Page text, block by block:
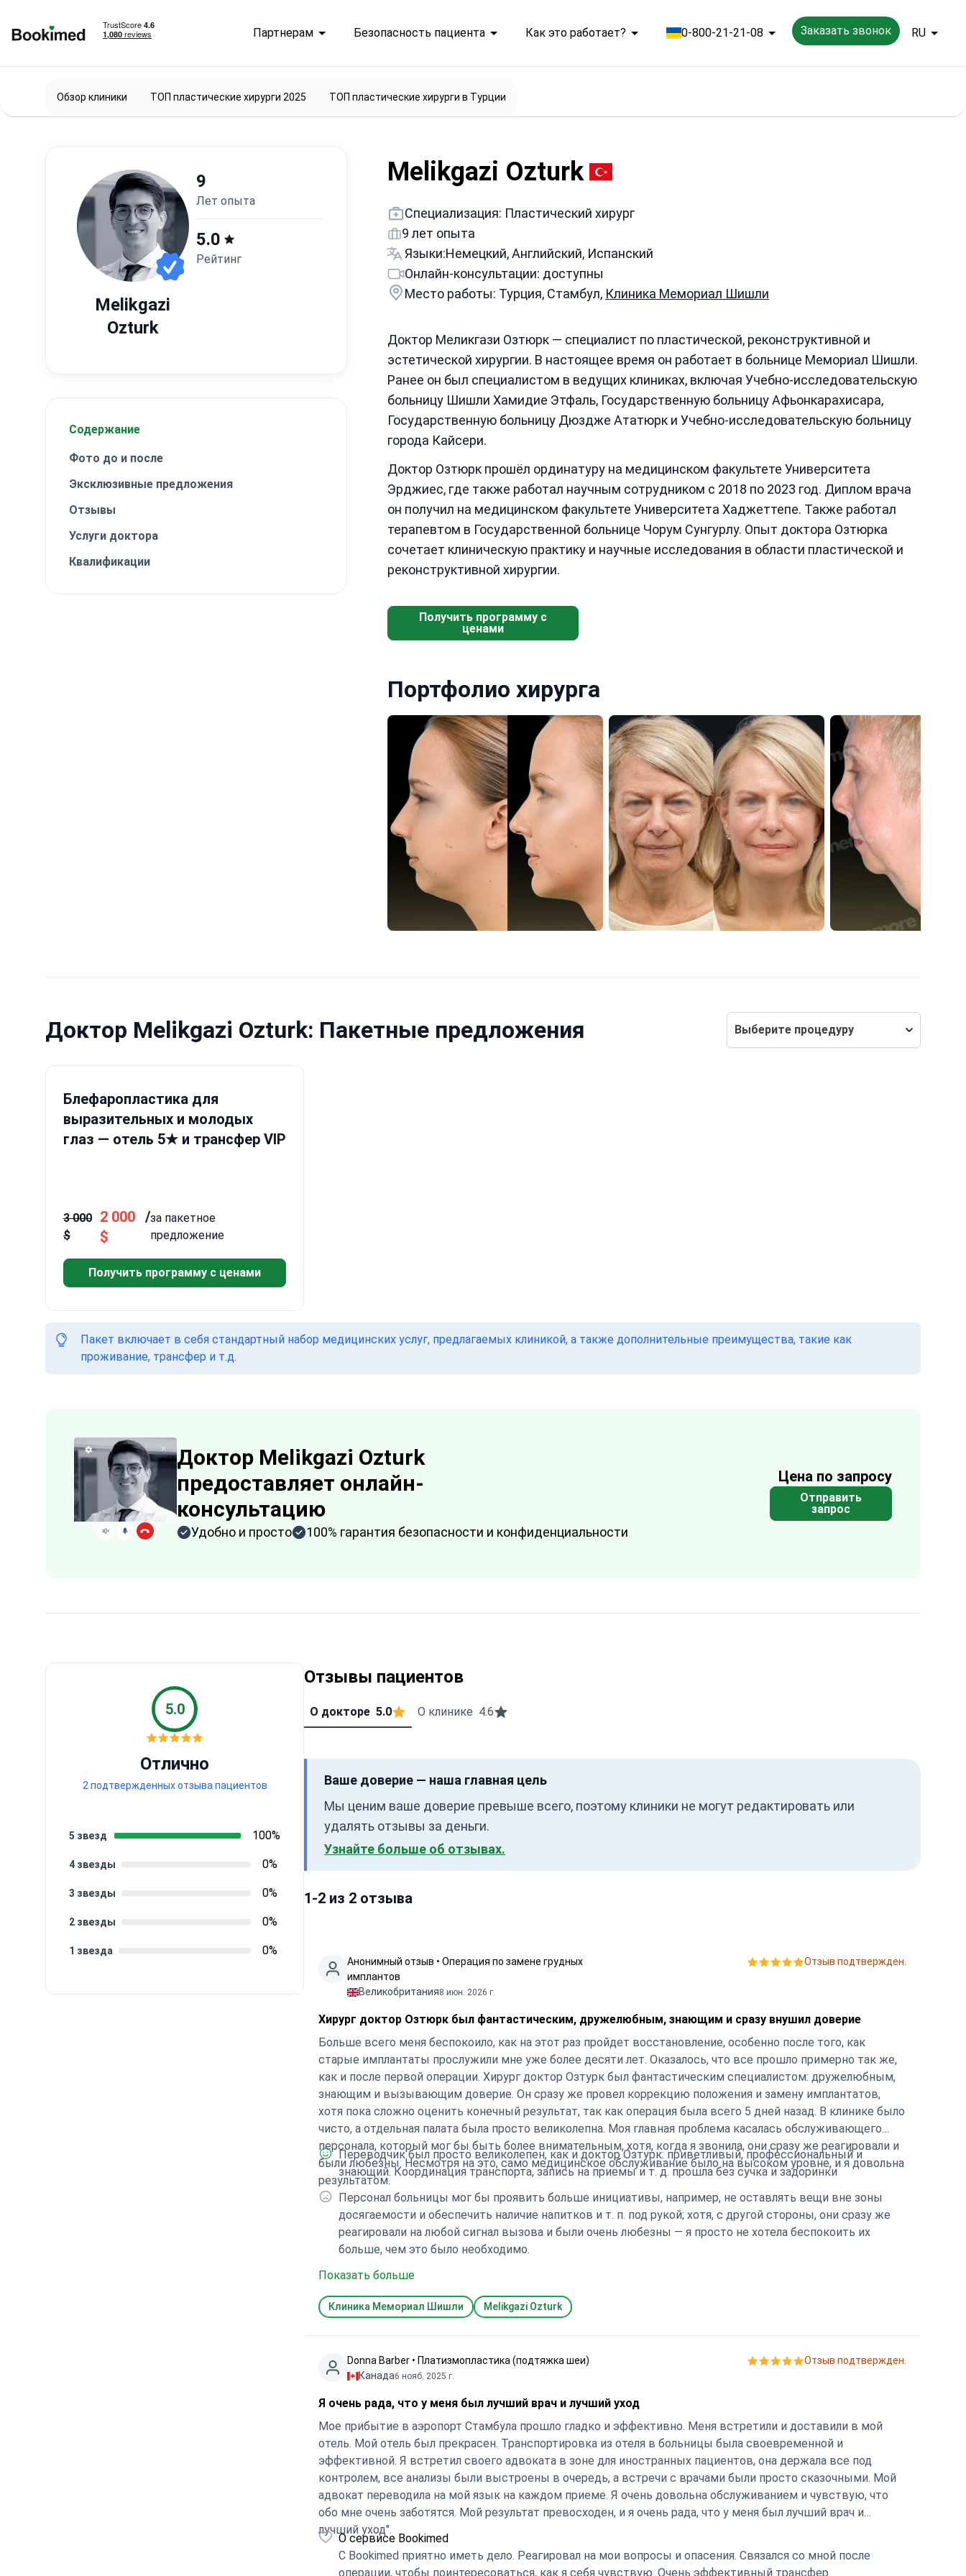
Партнерам Безопасность пациента Как это работает? 0-800-21-21-08 Заказать звонок RU
Обзор клиники ТОП пластические хирурги 2025 ТОП пластические хирурги в Турции
Melikgazi
Ozturk
9
лет опыта
5.0
Рейтинг
Содержание
Фото до и после
Эксклюзивные предложения
Отзывы
Услуги доктора
Квалификации
Melikgazi Ozturk
Специализация: Пластический хирург
9 лет опыта
Языки:Немецкий, Английский, Испанский
Онлайн-консультации: доступны
Место работы: Турция, Стамбул, Клиника Мемориал Шишли
Доктор Меликгази Озтюрк — специалист по пластической, реконструктивной и
эстетической хирургии. В настоящее время он работает в больнице Мемориал Шишли.
Ранее он был специалистом в ведущих клиниках, включая Учебно-исследовательскую
больницу Шишли Хамидие Этфаль, Государственную больницу Афьонкарахисара,
Государственную больницу Дюздже Ататюрк и Учебно-исследовательскую больницу
города Кайсери.
Доктор Озтюрк прошёл ординатуру на медицинском факультете Университета
Эрджиес, где также работал научным сотрудником с 2018 по 2023 год. Диплом врача
он получил на медицинском факультете Университета Хаджеттепе. Также работал
терапевтом в Государственной больнице Чорум Сунгурлу. Опыт доктора Озтюрка
сочетает клиническую практику и научные исследования в области пластической и
реконструктивной хирургии.
Получить программу с
ценами
Портфолио хирурга
Доктор Melikgazi Ozturk: Пакетные предложения Выберите процедуру
Блефаропластика для
выразительных и молодых
глаз — отель 5★ и трансфер VIP
3 000
$
2 000
$
/за пакетное
предложение
Получить программу с ценами
Пакет включает в себя стандартный набор медицинских услуг, предлагаемых клиникой, а также дополнительные преимущества, такие как
проживание, трансфер и т.д.
Доктор Melikgazi Ozturk
предоставляет онлайн-
консультацию
Удобно и просто 100% гарантия безопасности и конфиденциальности
Цена по запросу
Отправить
запрос
5.0
Отлично
2 подтвержденных отзыва пациентов
1 звезда 0%
2 звезды 0%
3 звезды 0%
4 звезды 0%
5 звезд 100%
Отзывы пациентов
О докторе 5.0 О клинике 4.6
Ваше доверие — наша главная цель
Мы ценим ваше доверие превыше всего, поэтому клиники не могут редактировать или
удалять отзывы за деньги.
Узнайте больше об отзывах.
1-2 из 2 отзыва
Анонимный отзыв • Операция по замене грудных
имплантов
Великобритания8 июн. 2026 г.
Отзыв подтвержден.
Хирург доктор Озтюрк был фантастическим, дружелюбным, знающим и сразу внушил доверие
Больше всего меня беспокоило, как на этот раз пройдет восстановление, особенно после того, как
старые имплантаты прослужили мне уже более десяти лет. Оказалось, что все прошло примерно так же,
как и после первой операции. Хирург доктор Озтурк был фантастическим специалистом: дружелюбным,
знающим и вызывающим доверие. Он сразу же провел коррекцию положения и замену имплантатов,
хотя пока сложно оценить конечный результат, так как операция была всего 5 дней назад. В клинике было
чисто, а отдельная палата была просто великолепна. Моя главная проблема касалась обслуживающего
персонала, который мог бы быть более внимательным, хотя, когда я звонила, они сразу же реагировали и
были любезны. Несмотря на это, само медицинское обслуживание было на высоком уровне, и я довольна
результатом.
Переводчик был просто великолепен, как и доктор Озтурк: приветливый, профессиональный и
знающий. Координация транспорта, запись на приемы и т. д. прошла без сучка и задоринки
Персонал больницы мог бы проявить больше инициативы, например, не оставлять вещи вне зоны
досягаемости и обеспечить наличие напитков и т. п. под рукой; хотя, с другой стороны, они сразу же
реагировали на любой сигнал вызова и были очень любезны — я просто не хотела беспокоить их
больше, чем это было необходимо.
Показать больше
Клиника Мемориал Шишли Melikgazi Ozturk
Donna Barber • Платизмопластика (подтяжка шеи)
Канада6 нояб. 2025 г.
Отзыв подтвержден.
Я очень рада, что у меня был лучший врач и лучший уход
Мое прибытие в аэропорт Стамбула прошло гладко и эффективно. Меня встретили и доставили в мой
отель. Мой отель был прекрасен. Транспортировка из отеля в больницы была своевременной и
эффективной. Я встретил своего адвоката в зоне для иностранных пациентов, она держала все под
контролем, все анализы были выстроены в очередь, а встречи с врачами были просто сказочными. Мой
адвокат переводила на мой язык на каждом приеме. Я очень довольна обслуживанием и чувствую, что
обо мне очень заботятся. Мой результат превосходен, и я очень рада, что у меня был лучший врач и
лучший уход".
О сервисе Bookimed
С Bookimed приятно иметь дело. Реагировал на мои вопросы и опасения. Связался со мной после
операции, чтобы поинтересоваться, как я себя чувствую. Очень эффективный трансфер.